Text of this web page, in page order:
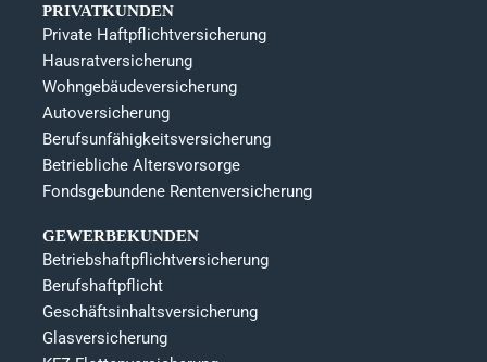
PRIVATKUNDEN
Private Haftpflichtversicherung
Hausratversicherung
Wohngebäudeversicherung
Autoversicherung
Berufsunfähigkeitsversicherung
Betriebliche Altersvorsorge
Fondsgebundene Rentenversicherung
GEWERBEKUNDEN
Betriebshaftpflichtversicherung
Berufshaftpflicht
Geschäftsinhaltsversicherung
Glasversicherung